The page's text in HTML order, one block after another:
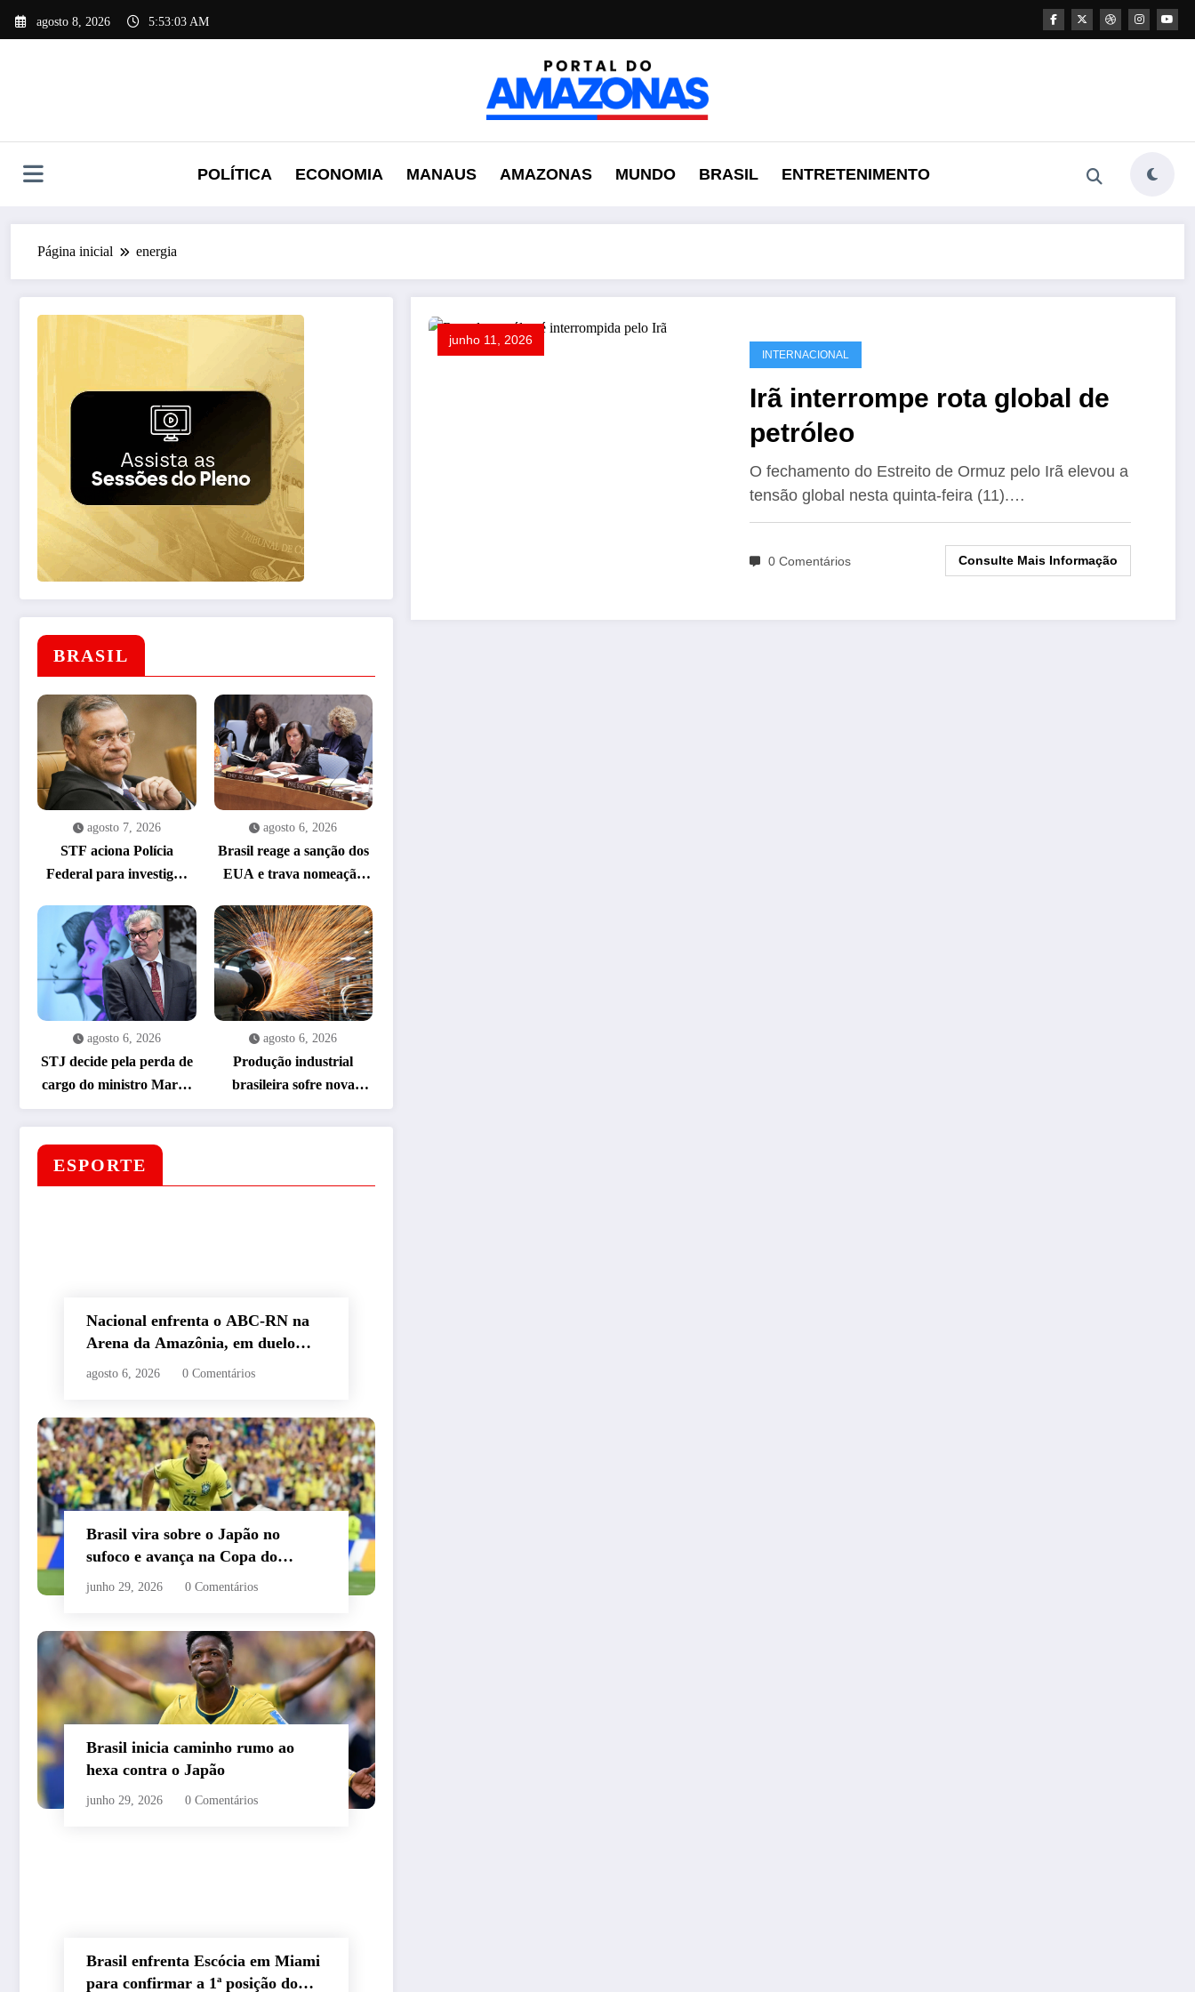
para
agosto 8, 2026 5:53:03 AM
POLÍTICA ECONOMIA MANAUS AMAZONAS MUNDO BRASIL ENTRETENIMENTO
Página inicial energia
BRASIL
agosto 7, 2026
STF aciona Polícia
Federal para investigar
emendas Pix
agosto 6, 2026
Brasil reage a sanção dos
EUA e trava nomeação
agosto 6, 2026
STJ decide pela perda de
cargo do ministro Marco
Buzzi em caso de assédio
agosto 6, 2026
Produção industrial
brasileira sofre nova
retração e cai 1,8% em
junho
ESPORTE
Nacional enfrenta o ABC-RN na
Arena da Amazônia, em duelo
valendo o acesso à Série C
agosto 6, 2026 0 Comentários
Brasil vira sobre o Japão no
sufoco e avança na Copa do
Mundo de 2026
junho 29, 2026 0 Comentários
Brasil inicia caminho rumo ao
hexa contra o Japão
junho 29, 2026 0 Comentários
Brasil enfrenta Escócia em Miami
para confirmar a 1ª posição do
junho 11, 2026
INTERNACIONAL
Irã interrompe rota global de
petróleo
O fechamento do Estreito de Ormuz pelo Irã elevou a
tensão global nesta quinta-feira (11).…
0 Comentários Consulte Mais Informação